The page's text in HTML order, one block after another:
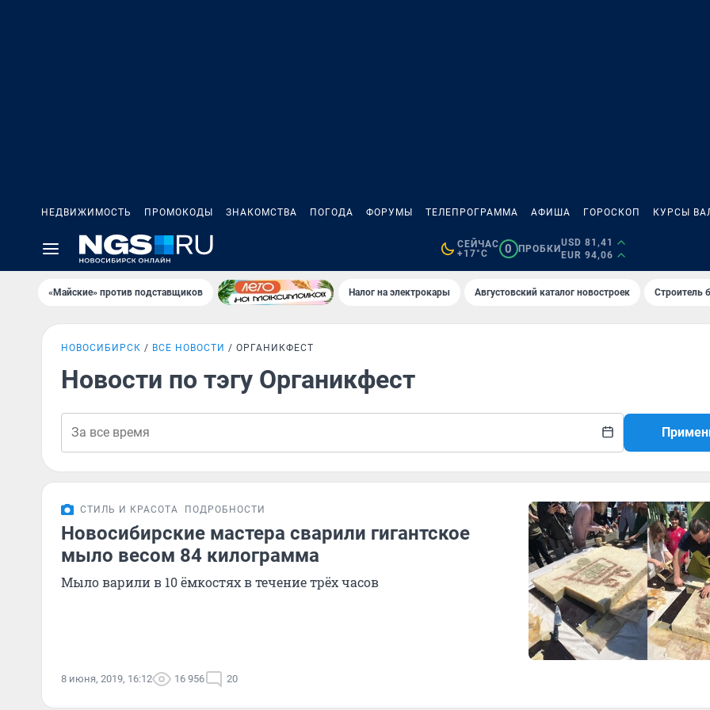
НЕДВИЖИМОСТЬ ПРОМОКОДЫ ЗНАКОМСТВА ПОГОДА ФОРУМЫ ТЕЛЕПРОГРАММА АФИША ГОРОСКОП КУРСЫ
СЕЙЧАС
+17°C
0 ПРОБКИ
USD 81,41
EUR 94,06
«Майские» против подставщиков Налог на электрокары Августовский каталог новостроек Строитель
НОВОСИБИРСК ВСЕ НОВОСТИ ОРГАНИКФЕСТ
Новости по тэгу Органикфест
СТИЛЬ И КРАСОТА ПОДРОБНОСТИ
Новосибирские мастера сварили гигантское
мыло весом 84 килограмма
Мыло варили в 10 ёмкостях в течение трёх часов
8 июня, 2019, 16:12 16 956 20